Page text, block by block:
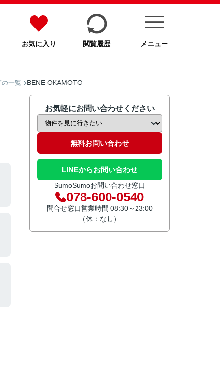
お気に入り 閲覧履歴 メニュー
の一覧 BENE OKAMOTO
お気軽にお問い合わせください
無料お問い合わせ
LINEからお問い合わせ
SumoSumoお問い合わせ窓口
078-600-0540
問合せ窓口営業時間 08:30～23:00
（休：なし）